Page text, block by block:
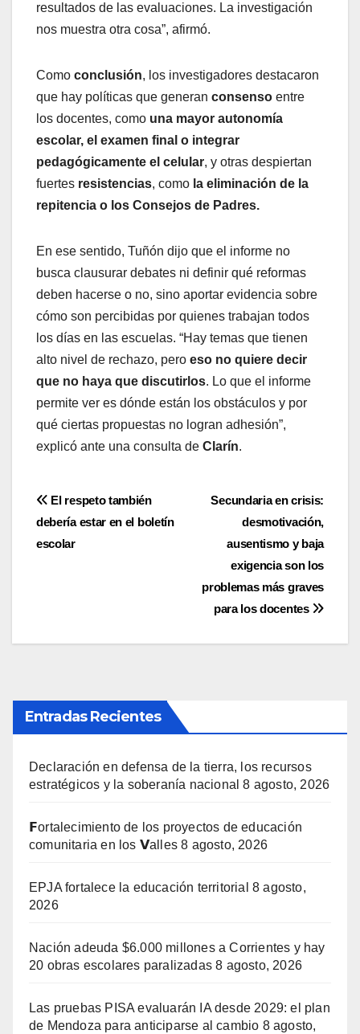
resultados de las evaluaciones. La investigación
nos muestra otra cosa”, afirmó.
Como conclusión, los investigadores destacaron
que hay políticas que generan consenso entre
los docentes, como una mayor autonomía
escolar, el examen final o integrar
pedagógicamente el celular, y otras despiertan
fuertes resistencias, como la eliminación de la
repitencia o los Consejos de Padres.
En ese sentido, Tuñón dijo que el informe no
busca clausurar debates ni definir qué reformas
deben hacerse o no, sino aportar evidencia sobre
cómo son percibidas por quienes trabajan todos
los días en las escuelas. “Hay temas que tienen
alto nivel de rechazo, pero eso no quiere decir
que no haya que discutirlos. Lo que el informe
permite ver es dónde están los obstáculos y por
qué ciertas propuestas no logran adhesión”,
explicó ante una consulta de Clarín.
Navegación
de
Secundaria en crisis:
desmotivación,
ausentismo y baja
exigencia son los
problemas más graves
para los docentes
El respeto también
debería estar en el boletín
escolar
Entradas Recientes
Declaración en defensa de la tierra, los recursos
estratégicos y la soberanía nacional 8 agosto, 2026
𝗙ortalecimiento de los proyectos de educación
comunitaria en los 𝗩alles 8 agosto, 2026
EPJA fortalece la educación territorial 8 agosto,
2026
Nación adeuda $6.000 millones a Corrientes y hay
20 obras escolares paralizadas 8 agosto, 2026
Las pruebas PISA evaluarán IA desde 2029: el plan
de Mendoza para anticiparse al cambio 8 agosto,